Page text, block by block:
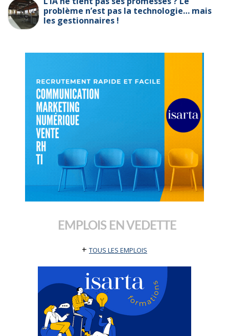
problème n’est pas la technologie… mais
les gestionnaires !
EMPLOIS EN VEDETTE
+ TOUS LES EMPLOIS